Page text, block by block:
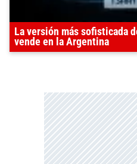
La versión más sofisticada
vende en la Argentina